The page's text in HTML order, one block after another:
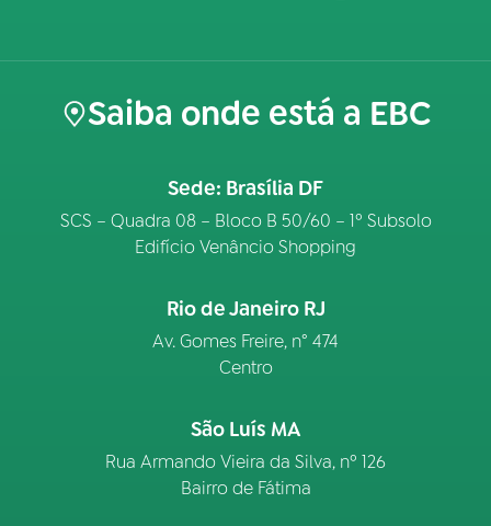
Saiba onde está a EBC
Sede: Brasília DF
SCS – Quadra 08 – Bloco B 50/60 – 1º Subsolo
Edifício Venâncio Shopping
Rio de Janeiro RJ
Av. Gomes Freire, n° 474
Centro
São Luís MA
Rua Armando Vieira da Silva, nº 126
Bairro de Fátima